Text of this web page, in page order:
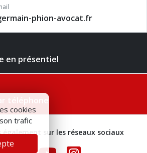
phion-avocat.fr
en présentiel
téléphone
également sur les réseaux sociaux
cookies
trafic